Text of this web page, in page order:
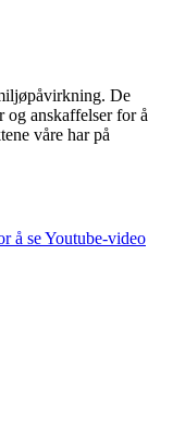
De
anskaffelser for å
våre har på
å se Youtube-video